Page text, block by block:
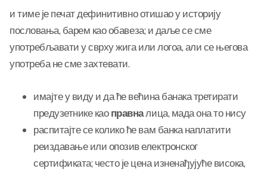
и тиме је печат дефинитивно отишао у историју
пословања, барем као обавеза; и даље се сме
употребљавати у сврху жига или логоа, али се његова
употреба не сме захтевати.
имајте у виду и да ће већина банака третирати
предузетнике каоправналица, мада она то нису
распитајте се колико ће вам банка наплатити
реиздавање или опозив електронског
сертификата; често је цена изненађујуће висока,